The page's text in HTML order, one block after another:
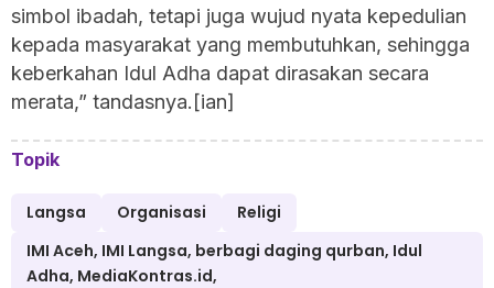
simbol ibadah, tetapi juga wujud nyata kepedulian
kepada masyarakat yang membutuhkan, sehingga
keberkahan Idul Adha dapat dirasakan secara
merata,” tandasnya.[ian]
Topik
Langsa Organisasi
Religi
IMI Aceh, IMI Langsa, berbagi daging qurban, Idul
Adha, MediaKontras.id,